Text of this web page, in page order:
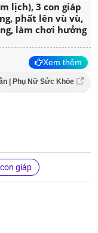
lịch), 3 con giáp
phất lên vù vù,
làm chơi hưởng
Xem thêm
| Phụ Nữ Sức Khỏe
con giáp